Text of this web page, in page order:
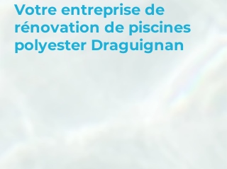
Votre entreprise de
rénovation de piscines
polyester Draguignan